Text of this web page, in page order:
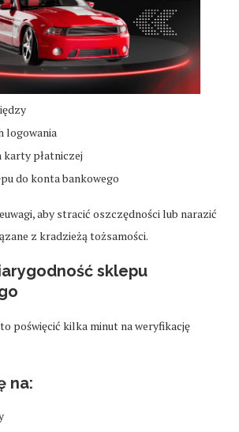
logowania
karty płatniczej
do konta bankowego
aby stracić oszczędności lub narazić
z kradzieżą tożsamości.
sklepu
poświęcić kilka minut na weryfikację
na: